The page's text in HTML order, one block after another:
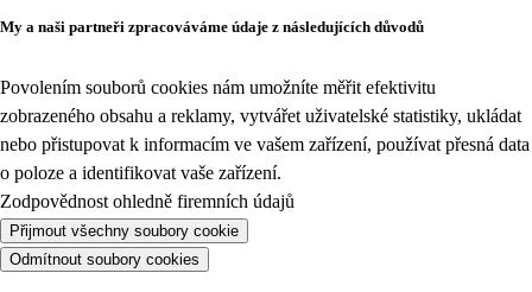
My a naši partneři zpracováváme údaje z následujících důvodů
Povolením souborů cookies nám umožníte měřit efektivitu
zobrazeného obsahu a reklamy, vytvářet uživatelské statistiky, ukládat
nebo přistupovat k informacím ve vašem zařízení, používat přesná data
o poloze a identifikovat vaše zařízení.
Zodpovědnost ohledně firemních údajů
Přijmout všechny soubory cookie
Odmítnout soubory cookies